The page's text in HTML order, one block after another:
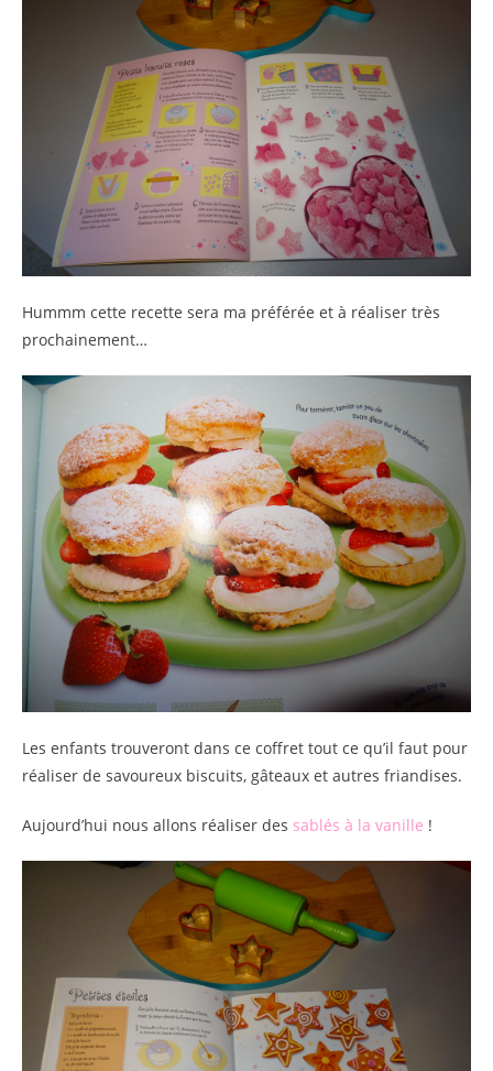
Hummm cette recette sera ma préférée et à réaliser très
prochainement…
Les enfants trouveront dans ce coffret tout ce qu’il faut pour
réaliser de savoureux biscuits, gâteaux et autres friandises.
Aujourd’hui nous allons réaliser des sablés à la vanille !